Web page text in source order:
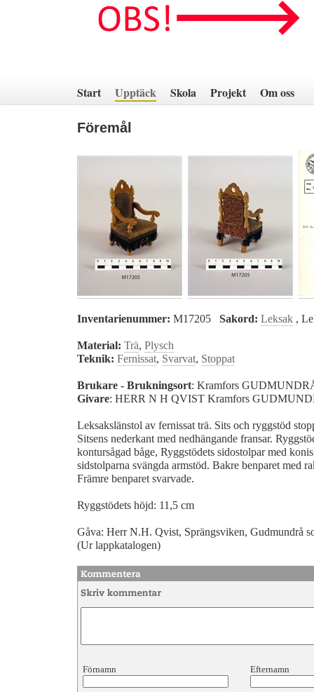
innehåll
Start Upptäck Skola Projekt Om oss
Föremål
Inventarienummer: M17205 Sakord: Leksak ,
Material: Trä, Plysch
Teknik: Fernissat, Svarvat, Stoppat
Brukare - Brukningsort: Kramfors
Givare: HERR N H QVIST Kramfors
Leksakslänstol av fernissat trä. Sits och ryggstöd
Sitsens nederkant med nedhängande fransar.
kontursågad båge, Ryggstödets sidostolpar med
sidstolparna svängda armstöd. Bakre benparet med
Främre benparet svarvade.
Ryggstödets höjd: 11,5 cm
Gåva: Herr N.H. Qvist, Sprängsviken, Gudmundrå
(Ur lappkatalogen)
Förnamn Efternamn